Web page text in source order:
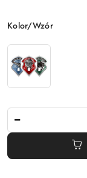
Wariant
Kolor/Wzór